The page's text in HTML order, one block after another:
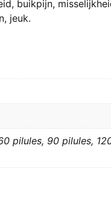
buikpijn,
jeuk.
pilules, 90 pilules,